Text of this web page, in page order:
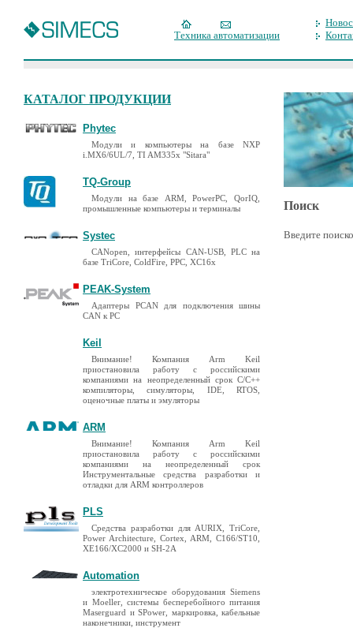
Техника автоматизации
КАТАЛОГ ПРОДУКЦИИ
Phytec
Модули и компьютеры на базе NXP
i.MX6/6UL/7, TI AM335x "Sitara"
TQ-Group
Модули на базе ARM, PowerPC, QorIQ,
промышленные компьютеры и терминалы
Systec
CANopen, интерфейсы CAN-USB, PLC на
базе TriCore, ColdFire, PPC, XC16x
PEAK-System
Адаптеры PCAN для подключения шины
CAN к PC
Keil
Внимание! Компания Arm Keil
приостановила работу с российскими
компаниями на неопределенный срок C/C++
компиляторы, симуляторы, IDE, RTOS,
оценочные платы и эмуляторы
ARM
Внимание! Компания Arm Keil
приостановила работу с российскими
компаниями на неопределенный срок
Инструментальные средства разработки и
отладки для ARM контроллеров
PLS
Средства разработки для AURIX, TriCore,
Power Architecture, Cortex, ARM, C166/ST10,
XE166/XC2000 и SH-2A
Automation
электротехническое оборудования Siemens
и Moeller, системы бесперебойного питания
Maserguard и SPower, маркировка, кабельные
наконечники, инструмент
Поиск
Введите